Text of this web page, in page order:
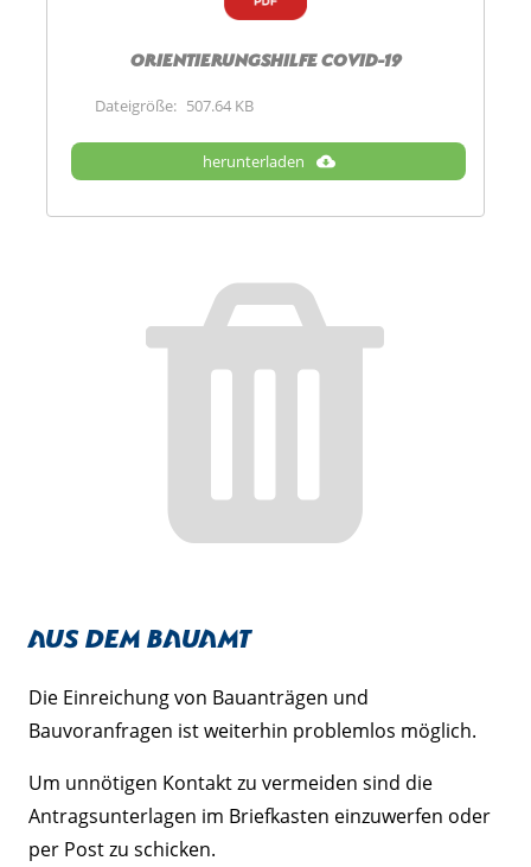
Orientierungshilfe Covid-19
Dateigröße: 507.64 KB
herunterladen
Aus dem Bauamt
Die Einreichung von Bauanträgen und
Bauvoranfragen ist weiterhin problemlos möglich.
Um unnötigen Kontakt zu vermeiden sind die
Antragsunterlagen im Briefkasten einzuwerfen oder
per Post zu schicken.